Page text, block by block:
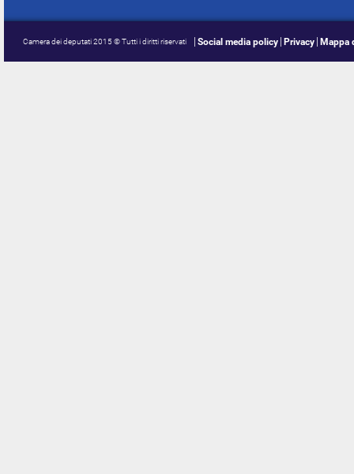
Camera dei deputati 2015 © Tutti i diritti riservati Social media policy Privacy Mappa